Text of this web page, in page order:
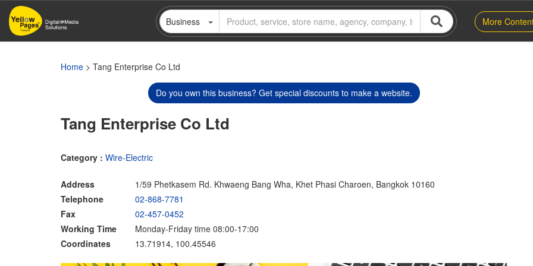
Skip
main
Business More
Home > Tang Enterprise Co Ltd
Do you own this business? Get special discounts to make a website.
Tang Enterprise Co Ltd
Category : Wire-Electric
Address
1/59 Phetkasem Rd. Khwaeng Bang Wha, Khet Phasi Charoen, Bangkok 10160
Telephone
02-868-7781
Fax
02-457-0452
Working Time
Monday-Friday time 08:00-17:00
Coordinates
13.71914, 100.45546